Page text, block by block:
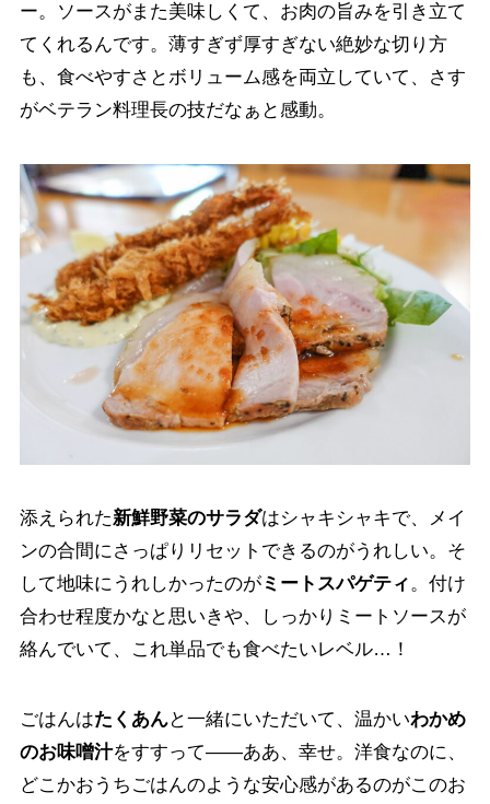
ー。ソースがまた美味しくて、お肉の旨みを引き立て
てくれるんです。薄すぎず厚すぎない絶妙な切り方
も、食べやすさとボリューム感を両立していて、さす
がベテラン料理長の技だなぁと感動。
添えられた新鮮野菜のサラダはシャキシャキで、メイ
ンの合間にさっぱりリセットできるのがうれしい。そ
して地味にうれしかったのがミートスパゲティ。付け
合わせ程度かなと思いきや、しっかりミートソースが
絡んでいて、これ単品でも食べたいレベル…！
ごはんはたくあんと一緒にいただいて、温かいわかめ
のお味噌汁をすすって——ああ、幸せ。洋食なのに、
どこかおうちごはんのような安心感があるのがこのお